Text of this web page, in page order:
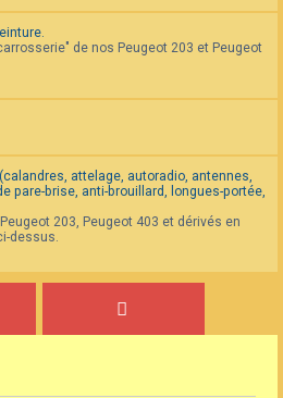
de nos Peugeot 203 et Peugeot
attelage, autoradio, antennes,
pare-brise, anti-brouillard, longues-portée,
203, Peugeot 403 et dérivés en
dessus.